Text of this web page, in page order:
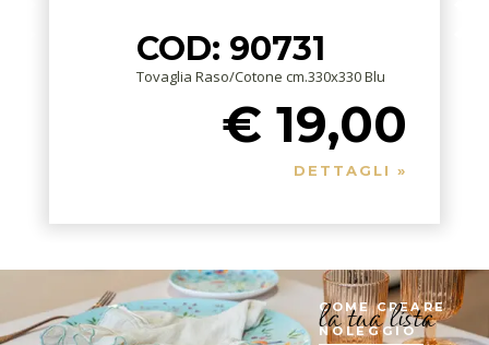
COD: 90731
Tovaglia Raso/Cotone cm.330x330 Blu
€ 19,00
DETTAGLI »
COME CREARE
la tua lista
NOLEGGIO